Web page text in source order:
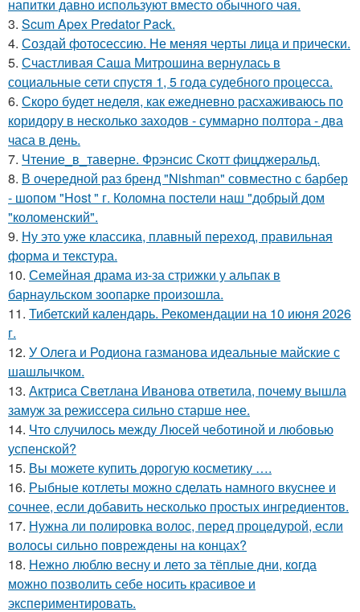
напитки давно используют вместо обычного чая.
3. Scum Apex Predator Pack.
4. Создай фотосессию. Не меняя черты лица и прически.
5. Счастливая Саша Митрошина вернулась в
социальные сети спустя 1, 5 года судебного процесса.
6. Скоро будет неделя, как ежедневно расхаживаюсь по
коридору в несколько заходов - суммарно полтора - два
часа в день.
7. Чтение_в_таверне. Фрэнсис Скотт фицджеральд.
8. В очередной раз бренд "Nishman" совместно с барбер
- шопом "Host " г. Коломна постели наш "добрый дом
"коломенский".
9. Ну это уже классика, плавный переход, правильная
форма и текстура.
10. Семейная драма из-за стрижки у альпак в
барнаульском зоопарке произошла.
11. Тибетский календарь. Рекомендации на 10 июня 2026
г.
12. У Олега и Родиона газманова идеальные майские с
шашлычком.
13. Актриса Светлана Иванова ответила, почему вышла
замуж за режиссера сильно старше нее.
14. Что случилось между Люсей чеботиной и любовью
успенской?
15. Вы можете купить дорогую косметику ….
16. Рыбные котлеты можно сделать намного вкуснее и
сочнее, если добавить несколько простых ингредиентов.
17. Нужна ли полировка волос, перед процедурой, если
волосы сильно повреждены на концах?
18. Нежно люблю весну и лето за тёплые дни, когда
можно позволить себе носить красивое и
экспериментировать.